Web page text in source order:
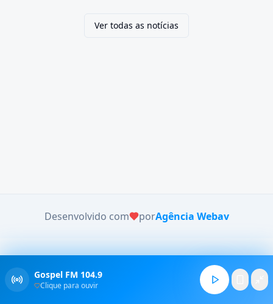
Ver todas as notícias
Desenvolvido com porAgência Webav
Gospel FM 104.9
Clique para ouvir